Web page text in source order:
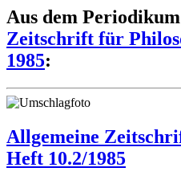
Aus dem Periodikum
Zeitschrift für
1985:
Allgemeine
Heft 10.2/1985